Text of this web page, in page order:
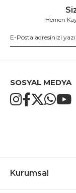
Hemen
SOSYAL MEDYA
Kurumsal